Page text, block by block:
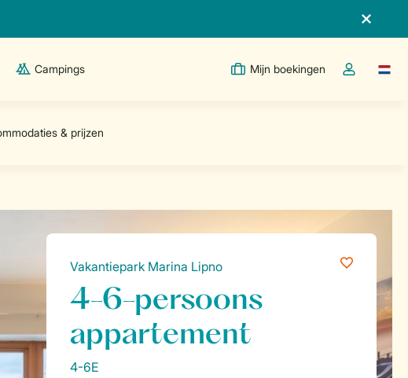
Campings Mijn boekingen
Open deTaal
Vakantiepark Marina Lipno
4-6-persoons
appartement
4-6E